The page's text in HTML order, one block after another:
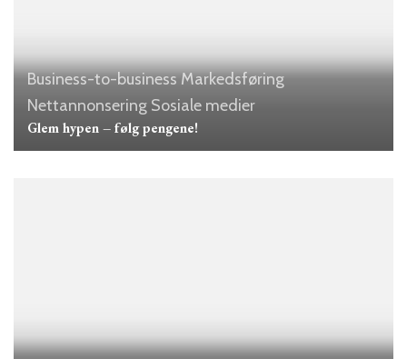
Business-to-businessMarkedsføring
Nettannonsering Sosiale medier
Glem hypen – følg pengene!